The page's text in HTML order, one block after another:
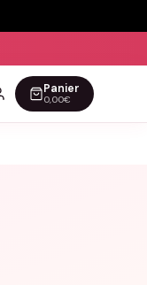
Panier
0,00€